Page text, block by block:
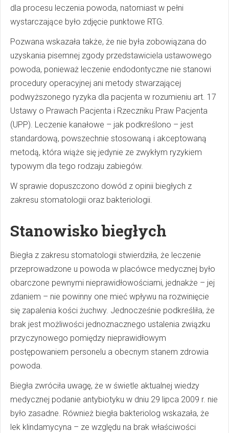
dla procesu leczenia powoda, natomiast w pełni
wystarczające było zdjęcie punktowe RTG.
Pozwana wskazała także, że nie była zobowiązana do
uzyskania pisemnej zgody przedstawiciela ustawowego
powoda, ponieważ leczenie endodontyczne nie stanowi
procedury operacyjnej ani metody stwarzającej
podwyższonego ryzyka dla pacjenta w rozumieniu art. 17
Ustawy o Prawach Pacjenta i Rzeczniku Praw Pacjenta
(UPP). Leczenie kanałowe – jak podkreślono – jest
standardową, powszechnie stosowaną i akceptowaną
metodą, która wiąże się jedynie ze zwykłym ryzykiem
typowym dla tego rodzaju zabiegów.
W sprawie dopuszczono dowód z opinii biegłych z
zakresu stomatologii oraz bakteriologii.
Stanowisko biegłych
Biegła z zakresu stomatologii stwierdziła, że leczenie
przeprowadzone u powoda w placówce medycznej było
obarczone pewnymi nieprawidłowościami, jednakże – jej
zdaniem – nie powinny one mieć wpływu na rozwinięcie
się zapalenia kości żuchwy. Jednocześnie podkreśliła, że
brak jest możliwości jednoznacznego ustalenia związku
przyczynowego pomiędzy nieprawidłowym
postępowaniem personelu a obecnym stanem zdrowia
powoda.
Biegła zwróciła uwagę, że w świetle aktualnej wiedzy
medycznej podanie antybiotyku w dniu 29 lipca 2009 r. nie
było zasadne. Również biegła bakteriolog wskazała, że
lek klindamycyna – ze względu na brak właściwości